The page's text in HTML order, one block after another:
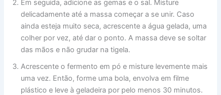
Em seguida, adicione as gemas e o sal. Misture
delicadamente até a massa começar a se unir. Caso
ainda esteja muito seca, acrescente a água gelada, uma
colher por vez, até dar o ponto. A massa deve se soltar
das mãos e não grudar na tigela.
Acrescente o fermento em pó e misture levemente mais
uma vez. Então, forme uma bola, envolva em filme
plástico e leve à geladeira por pelo menos 30 minutos.